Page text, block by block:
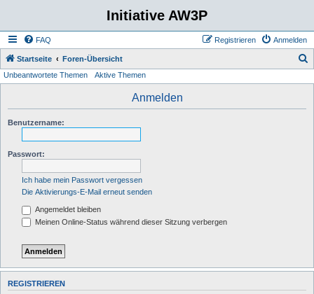
Initiative AW3P
FAQ Anmelden
Registrieren
Startseite Foren-Übersicht
Unbeantwortete Themen Aktive Themen
Anmelden
Benutzername:
Passwort:
Ich habe mein Passwort vergessen
Die Aktivierungs-E-Mail erneut senden
Angemeldet bleiben
Meinen Online-Status während dieser Sitzung verbergen
REGISTRIEREN